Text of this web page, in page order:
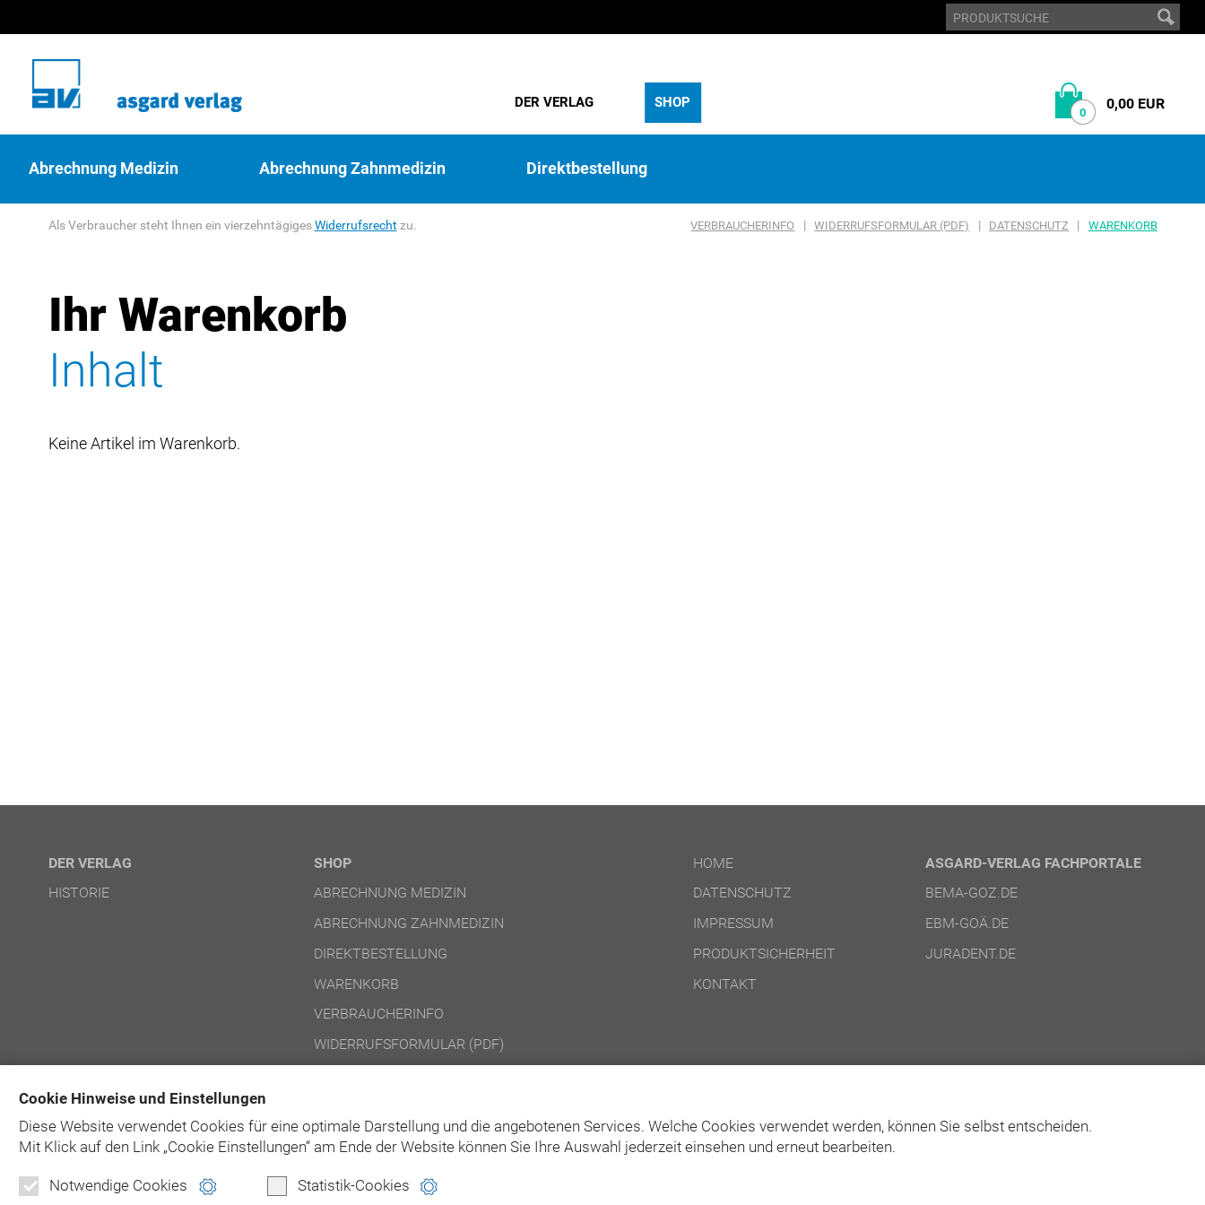
Cookie Hinweise und Einstellungen
Diese Website verwendet Cookies für eine optimale Darstellung und die angebotenen Services. Welche Cookies verwendet werden, können Sie selbst entscheiden.
Mit Klick auf den Link „Cookie Einstellungen“ am Ende der Website können Sie Ihre Auswahl jederzeit einsehen und erneut bearbeiten.
Notwendige Cookies Statistik-Cookies
DER VERLAG SHOP
0 0,00 EUR
Abrechnung Medizin Abrechnung Zahnmedizin Direktbestellung
Als Verbraucher steht Ihnen ein vierzehntägigesWiderrufsrecht zu. VERBRAUCHERINFO | WIDERRUFSFORMULAR (PDF) | DATENSCHUTZ | WARENKORB
Ihr Warenkorb
Inhalt
Keine Artikel im Warenkorb.
DER VERLAG
HISTORIE
SHOP
ABRECHNUNG MEDIZIN
ABRECHNUNG ZAHNMEDIZIN
DIREKTBESTELLUNG
WARENKORB
VERBRAUCHERINFO
WIDERRUFSFORMULAR (PDF)
HOME
DATENSCHUTZ
IMPRESSUM
PRODUKTSICHERHEIT
KONTAKT
ASGARD-VERLAG FACHPORTALE
BEMA-GOZ.DE
EBM-GOÄ.DE
JURADENT.DE